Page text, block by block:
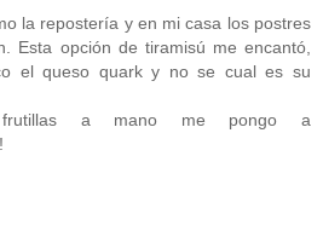
la repostería y en mi casa los postres
Esta opción de tiramisú me encantó,
el queso quark y no se cual es su
frutillas a mano me pongo a